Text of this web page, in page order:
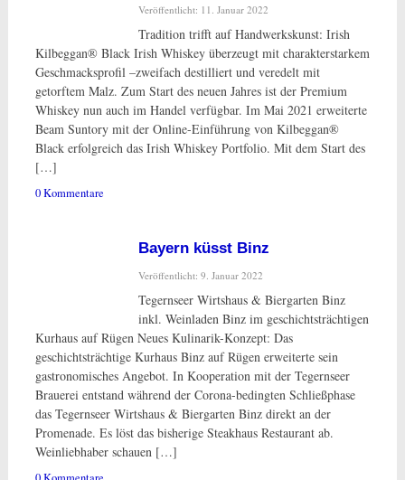
Veröffentlicht: 11. Januar 2022
Tradition trifft auf Handwerkskunst: Irish
Kilbeggan® Black Irish Whiskey überzeugt mit charakterstarkem
Geschmacksprofil –zweifach destilliert und veredelt mit
getorftem Malz. Zum Start des neuen Jahres ist der Premium
Whiskey nun auch im Handel verfügbar. Im Mai 2021 erweiterte
Beam Suntory mit der Online-Einführung von Kilbeggan®
Black erfolgreich das Irish Whiskey Portfolio. Mit dem Start des
[…]
0 Kommentare
Bayern küsst Binz
Veröffentlicht: 9. Januar 2022
Tegernseer Wirtshaus & Biergarten Binz
inkl. Weinladen Binz im geschichtsträchtigen
Kurhaus auf Rügen Neues Kulinarik-Konzept: Das
geschichtsträchtige Kurhaus Binz auf Rügen erweiterte sein
gastronomisches Angebot. In Kooperation mit der Tegernseer
Brauerei entstand während der Corona-bedingten Schließphase
das Tegernseer Wirtshaus & Biergarten Binz direkt an der
Promenade. Es löst das bisherige Steakhaus Restaurant ab.
Weinliebhaber schauen […]